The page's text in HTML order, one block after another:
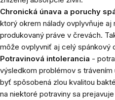
Chronická únava a poruchy
ktorý okrem nálady ovplyvňuje aj
produkovaný práve v črevách.
môže ovplyvniť aj celý spánkový
Potravinová intolerancia -
výsledkom problémov s
byť spôsobená zlou kvalitou
na niektoré potraviny sa